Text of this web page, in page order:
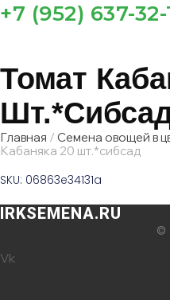
+7 (952) 637-32-
Томат
Главная / Семена овощей в
Кабаняка 20 шт.*сибсад
SKU: 06863e34131a
IRKSEMENA.RU
©
Vk